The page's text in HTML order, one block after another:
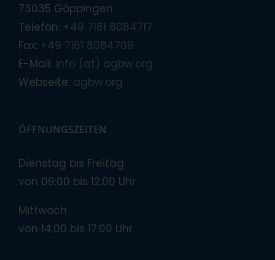
73035 Göppingen
Telefon: +49 7161 8084717
Fax: +49 7161 8084709
E-Mail: info (at) agbw.org
Webseite: agbw.org
ÖFFNUNGSZEITEN
Dienstag bis Freitag
von 09:00 bis 12:00 Uhr
Mittwoch
von 14:00 bis 17:00 Uhr